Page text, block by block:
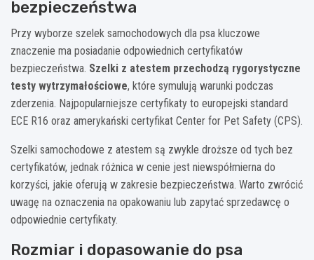
bezpieczeństwa
Przy wyborze szelek samochodowych dla psa kluczowe
znaczenie ma posiadanie odpowiednich certyfikatów
bezpieczeństwa. Szelki z atestem przechodzą rygorystyczne
testy wytrzymałościowe, które symulują warunki podczas
zderzenia. Najpopularniejsze certyfikaty to europejski standard
ECE R16 oraz amerykański certyfikat Center for Pet Safety (CPS).
Szelki samochodowe z atestem są zwykle droższe od tych bez
certyfikatów, jednak różnica w cenie jest niewspółmierna do
korzyści, jakie oferują w zakresie bezpieczeństwa. Warto zwrócić
uwagę na oznaczenia na opakowaniu lub zapytać sprzedawcę o
odpowiednie certyfikaty.
Rozmiar i dopasowanie do psa